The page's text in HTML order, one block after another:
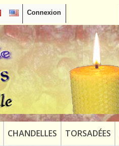
Connexion
CHANDELLES TORSADÉES